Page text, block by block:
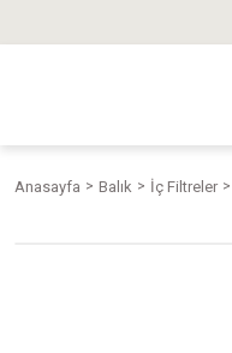
Anasayfa Balık İç Filtreler